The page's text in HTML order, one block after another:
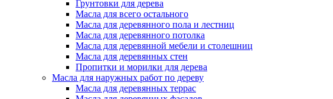
Грунтовки для дерева
Масла для всего остального
Масла для деревянного пола и лестниц
Масла для деревянного потолка
Масла для деревянной мебели и столешниц
Масла для деревянных стен
Пропитки и морилки для дерева
Масла для наружных работ по дереву
Масла для деревянных террас